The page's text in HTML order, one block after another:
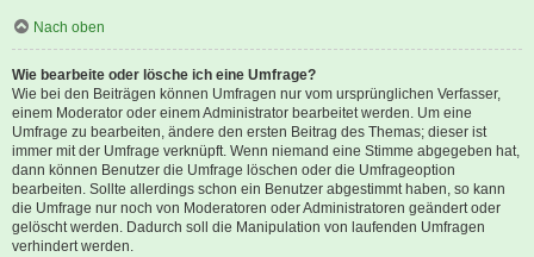
Nach oben
Wie bearbeite oder lösche ich eine Umfrage?
Wie bei den Beiträgen können Umfragen nur vom ursprünglichen Verfasser,
einem Moderator oder einem Administrator bearbeitet werden. Um eine
Umfrage zu bearbeiten, ändere den ersten Beitrag des Themas; dieser ist
immer mit der Umfrage verknüpft. Wenn niemand eine Stimme abgegeben hat,
dann können Benutzer die Umfrage löschen oder die Umfrageoption
bearbeiten. Sollte allerdings schon ein Benutzer abgestimmt haben, so kann
die Umfrage nur noch von Moderatoren oder Administratoren geändert oder
gelöscht werden. Dadurch soll die Manipulation von laufenden Umfragen
verhindert werden.